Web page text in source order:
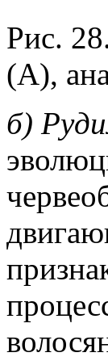
Рис.
(А),
б)